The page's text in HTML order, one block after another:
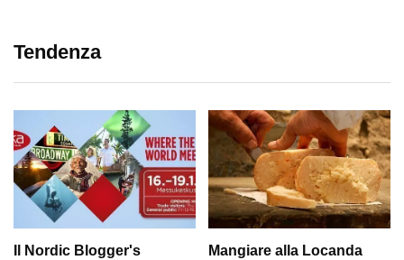
Tendenza
Il Nordic Blogger's
Mangiare alla Locanda